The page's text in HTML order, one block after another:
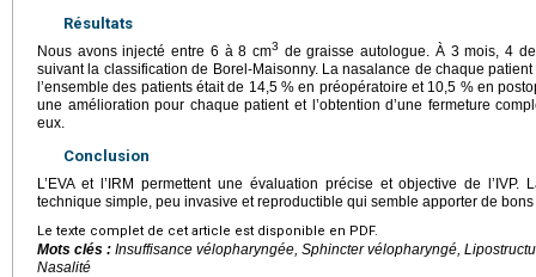
Résultats
Nous avons injecté entre 6 à 8 cm3 de graisse autologue. À 3 mois, 4
suivant la classification de Borel-Maisonny. La nasalance de chaque
l’ensemble des patients était de 14,5 % en préopératoire et 10,5 % en
une amélioration pour chaque patient et l’obtention d’une fermeture
eux.
Conclusion
L’EVA et l’IRM permettent une évaluation précise et objective de
technique simple, peu invasive et reproductible qui semble apporter de bons
Le texte complet de cet article est disponible en PDF.
Mots clés : Insuffisance vélopharyngée, Sphincter vélopharyngé,
Nasalité